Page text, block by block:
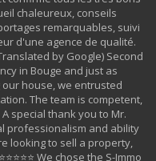
chaleureux, conseils
remarquables, suivi
d'une agence de qualité.
by Google) Second
in Bouge and just as
house, we entrusted
The team is competent,
special thank you to Mr.
professionalism and ability
looking to sell a property,
We chose the S-Immo